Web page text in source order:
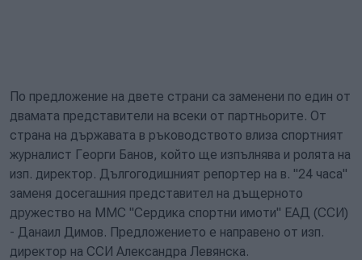
По предложение на двете страни са заменени по един от
двамата представители на всеки от партньорите. От
страна на държавата в ръководството влиза спортният
журналист Георги Банов, който ще изпълнява и ролята на
изп. директор. Дългогодишният репортер на в. "24 часа"
заменя досегашния представител на дъщерното
дружество на ММС "Сердика спортни имоти" ЕАД (ССИ)
- Данаил Димов. Предложението е направено от изп.
директор на ССИ Александра Левянска.